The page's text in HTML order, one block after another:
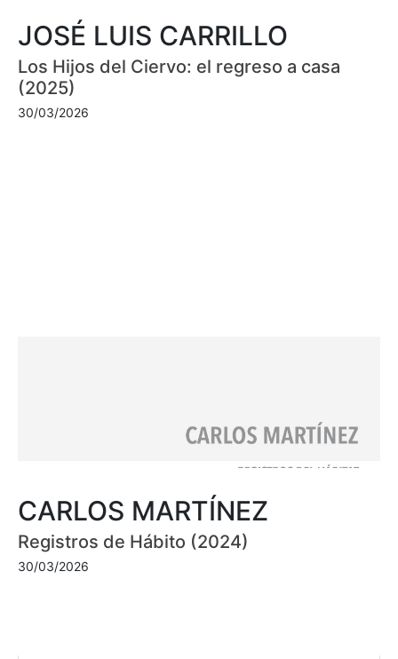
JOSÉ LUIS CARRILLO
Los Hijos del Ciervo: el regreso a casa
(2025)
30/03/2026
CARLOS MARTÍNEZ
Registros de Hábito (2024)
30/03/2026